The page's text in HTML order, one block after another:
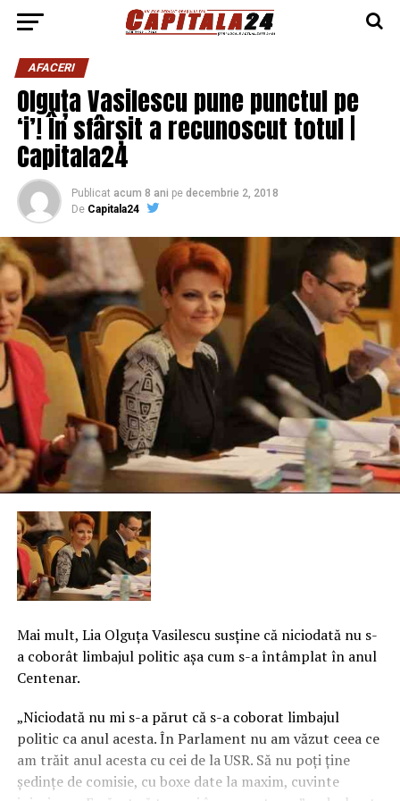
AFACERI
Olguța Vasilescu pune punctul pe
‘i’! În sfârșit a recunoscut totul |
Capitala24
Publicat acum 8 ani pe decembrie 2, 2018
De Capitala24
Mai mult, Lia Olguţa Vasilescu susţine că niciodată nu s-
a coborât limbajul politic aşa cum s-a întâmplat în anul
Centenar.
„Niciodată nu mi s-a părut că s-a coborat limbajul
politic ca anul acesta. În Parlament nu am văzut ceea ce
am trăit anul acesta cu cei de la USR. Să nu poţi ţine
şedinţe de comisie, cu boxe date la maxim, cuvinte